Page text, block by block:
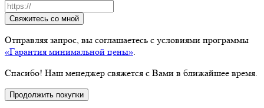
Свяжитесь со мной
Отправляя запрос, вы соглашаетесь с условиями программы
«Гарантия минимальной цены»
Спасибо! Наш менеджер свяжется с Вами в ближайшее время.
Продолжить покупки